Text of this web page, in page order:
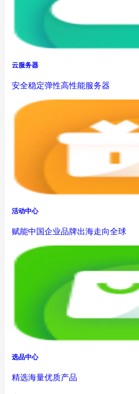
云服务器
安全稳定弹性高性能服务器
活动中心
赋能中国企业品牌出海走向全球
选品中心
精选海量优质产品